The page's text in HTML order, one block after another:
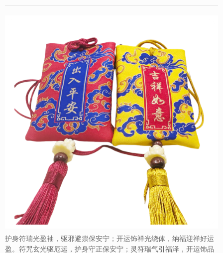
护身符瑞光盈袖，驱邪避祟保安宁；开运饰祥光绕体，纳福迎祥好运
盈。符咒玄光驱厄运，护身守正保安宁；灵符瑞气引福泽，开运饰品